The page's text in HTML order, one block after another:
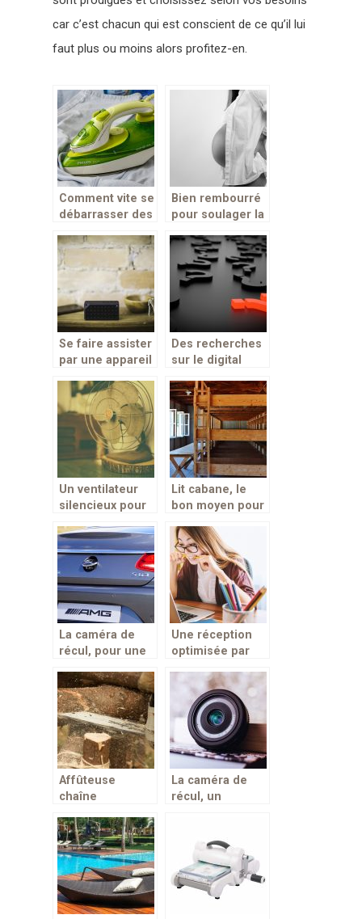
car c’est chacun qui est conscient de ce qu’il lui
faut plus ou moins alors profitez-en.
Comment vite se
débarrasser des
sur ses
vêtements ?
Bien rembourré
pour soulager la
pendant et après
la grossesse!
Se faire assister
par une appareil
Des recherches
sur le digital
insatisfaisantes
pour la société !
Un ventilateur
silencieux pour
Lit cabane, le
bon moyen pour
s’épanouir
La caméra de
récul, pour une
en plus
sécuritaire
Une réception
optimisée par
Affûteuse
chaîne
pour plus
d’effcacité
La caméra de
récul, un
garantissant une
sécurité arrière